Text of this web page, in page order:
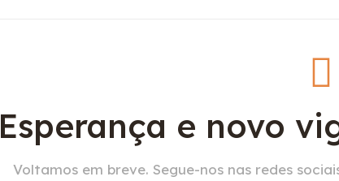
Esperança e novo
Voltamos em breve. Segue-nos nas redes